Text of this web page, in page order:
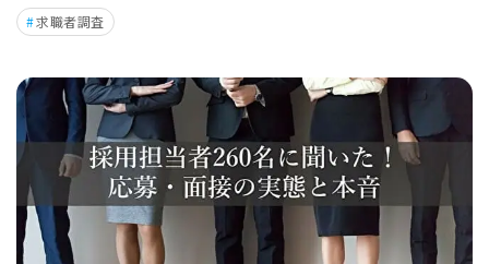
求職者調査